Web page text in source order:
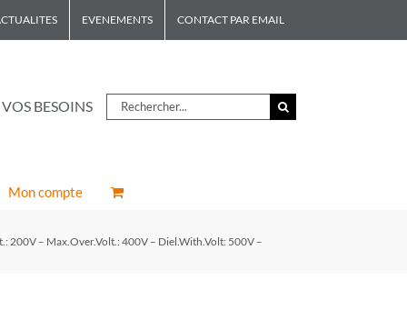
EVENEMENTS CONTACT PAR EMAIL
BESOINS Rechercher
Mon compte
200V – Max.Over.Volt.: 400V – Diel.With.Volt: 500V –